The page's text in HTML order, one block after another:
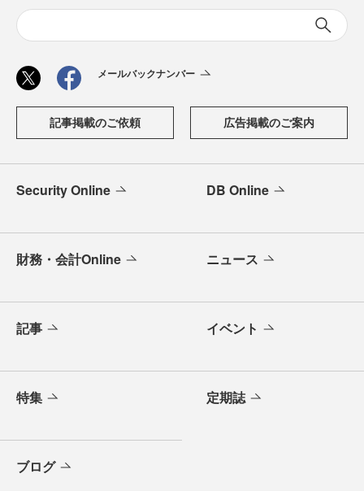
メールバックナンバー
記事掲載のご依頼 広告掲載のご案内
Security Online DB Online
財務・会計Online ニュース
記事 イベント
特集 定期誌
ブログ